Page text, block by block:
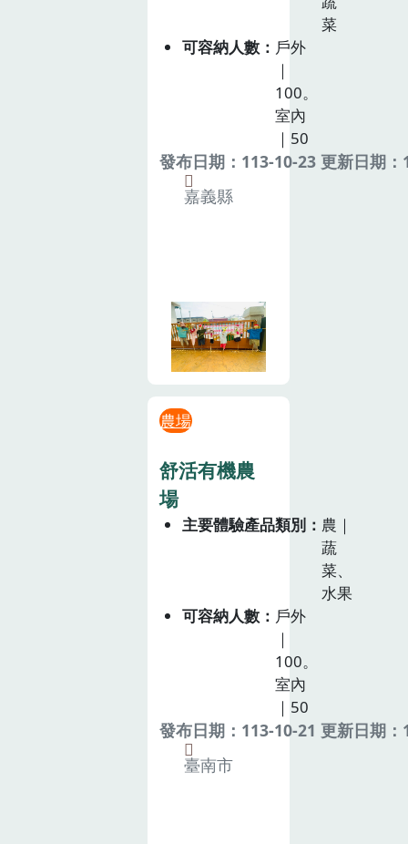
菜
可容納人數
戶外
｜
100。
室內
｜50
發布日期：113-10-23 更新日期
嘉義縣
農場
舒活有機農
場
主要體驗產品類別
農｜
蔬
菜、
水果
可容納人數
戶外
｜
100。
室內
｜50
發布日期：113-10-21 更新日期
臺南市